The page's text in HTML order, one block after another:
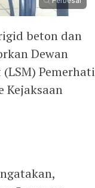
beton dan
Dewan
Pemerhati
Kejaksaan